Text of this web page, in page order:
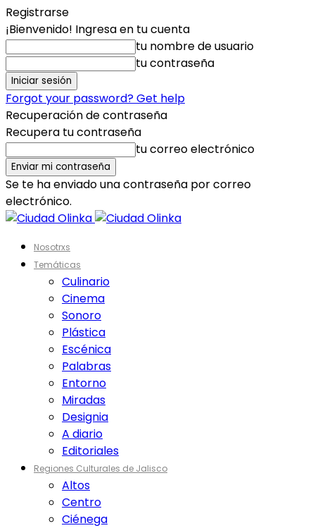
Registrarse
¡Bienvenido! Ingresa en tu cuenta
tu nombre de usuario
tu contraseña
Forgot your password? Get help
Recuperación de contraseña
Recupera tu contraseña
tu correo electrónico
Se te ha enviado una contraseña por correo
electrónico.
Nosotrxs
Temáticas
Culinario
Cinema
Sonoro
Plástica
Escénica
Palabras
Entorno
Miradas
Designia
A diario
Editoriales
Regiones Culturales de Jalisco
Altos
Centro
Ciénega